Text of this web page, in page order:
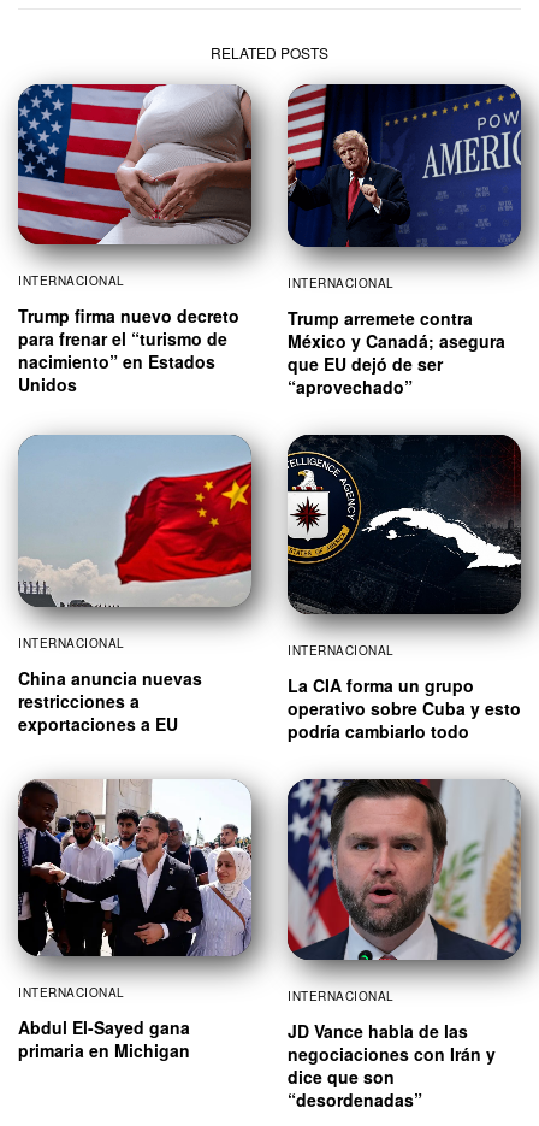
RELATED POSTS
INTERNACIONAL
Trump firma nuevo decreto
para frenar el “turismo de
nacimiento” en Estados
Unidos
INTERNACIONAL
Trump arremete contra
México y Canadá; asegura
que EU dejó de ser
“aprovechado”
INTERNACIONAL
China anuncia nuevas
restricciones a
exportaciones a EU
INTERNACIONAL
La CIA forma un grupo
operativo sobre Cuba y esto
podría cambiarlo todo
INTERNACIONAL
Abdul El-Sayed gana
primaria en Michigan
INTERNACIONAL
JD Vance habla de las
negociaciones con Irán y
dice que son
“desordenadas”